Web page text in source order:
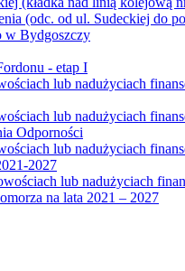
(odc. od ul. Sudeckiej do
w Bydgoszczy
- etap I
lub nadużyciach
lub nadużyciach
Odporności
lub nadużyciach
2027
lub nadużyciach
na lata 2021 – 2027